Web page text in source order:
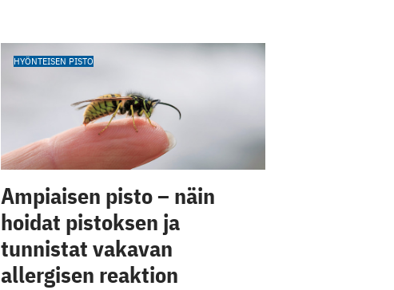
HYÖNTEISEN PISTO
Ampiaisen pisto – näin
hoidat pistoksen ja
tunnistat vakavan
allergisen reaktion